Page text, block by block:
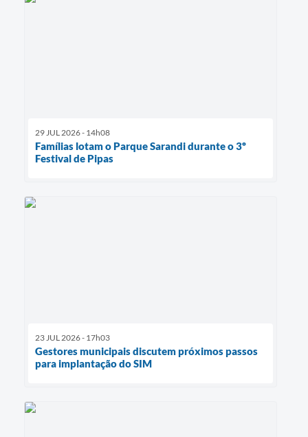
29 JUL 2026 - 14h08
Famílias lotam o Parque Sarandi durante o 3º
Festival de Pipas
23 JUL 2026 - 17h03
Gestores municipais discutem próximos passos
para implantação do SIM